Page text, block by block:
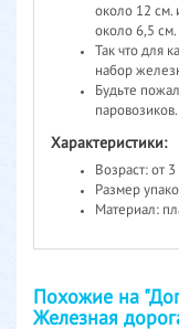
около 12 см.
около 6,5 см.
Так что для
набор
Будьте
паровозиков.
Характеристики:
Возраст: от 3
Размер
Материал:
Похожие на
Железная